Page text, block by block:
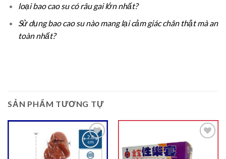
loại bao cao su có râu gai lớn nhất?
Sử dụng bao cao su nào mang lại cảm giác chân thật mà an
toàn nhất?
SẢN PHẨM TƯƠNG TỰ